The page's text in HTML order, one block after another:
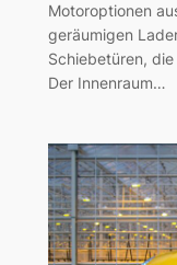
Motoroptionen
geräumigen
Schiebetüren,
Der Innenraum…